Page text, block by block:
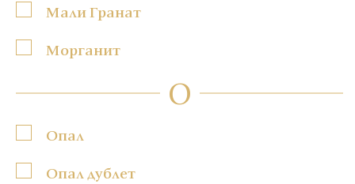
Мали Гранат
Морганит
О
Опал
Опал дублет